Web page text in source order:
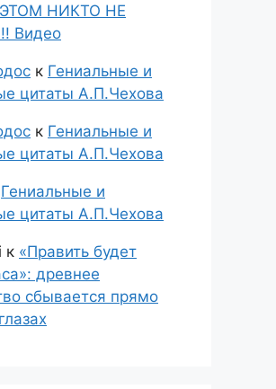
НИКТО НЕ
Видео
к Гениальные и
цитаты А.П.Чехова
к Гениальные и
цитаты А.П.Чехова
Гениальные и
цитаты А.П.Чехова
к «Править будет
древнее
сбывается прямо